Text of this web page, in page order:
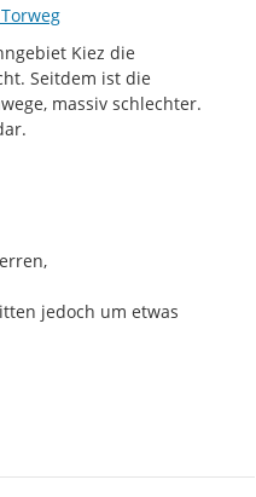
Kiez die
Seitdem ist die
massiv schlechter.
jedoch um etwas